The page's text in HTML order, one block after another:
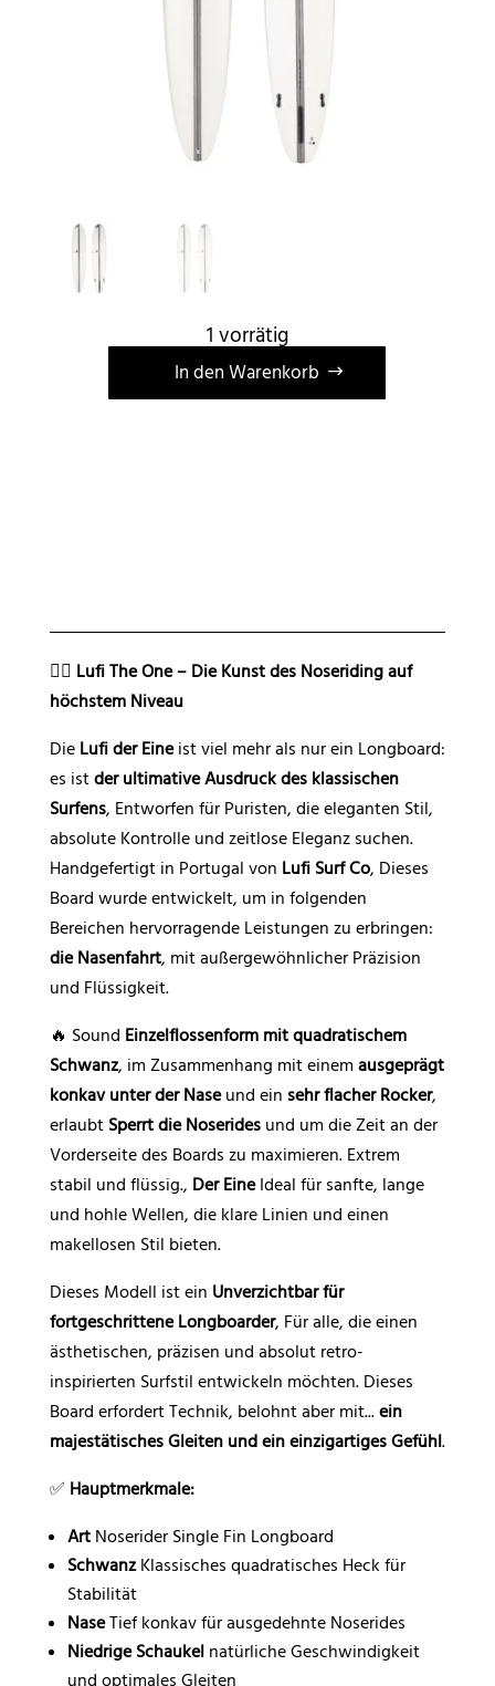
1 vorrätig
In den Warenkorb
v
🏄‍♀️ Lufi The One – Die Kunst des Noseriding auf
höchstem Niveau
Die Lufi der Eineist viel mehr als nur ein Longboard:
es istder ultimative Ausdruck des klassischen
Surfens, Entworfen für Puristen, die eleganten Stil,
absolute Kontrolle und zeitlose Eleganz suchen.
Handgefertigt in Portugal von Lufi Surf Co, Dieses
Board wurde entwickelt, um in folgenden
Bereichen hervorragende Leistungen zu erbringen:
die Nasenfahrt, mit außergewöhnlicher Präzision
und Flüssigkeit.
🔥 Sound Einzelflossenform mit quadratischem
Schwanz, im Zusammenhang mit einem ausgeprägt
konkav unter der Naseund ein sehr flacher Rocker,
erlaubt Sperrt die Noseridesund um die Zeit an der
Vorderseite des Boards zu maximieren. Extrem
stabil und flüssig., Der EineIdeal für sanfte, lange
und hohle Wellen, die klare Linien und einen
makellosen Stil bieten.
Dieses Modell ist ein Unverzichtbar für
fortgeschrittene Longboarder, Für alle, die einen
ästhetischen, präzisen und absolut retro-
inspirierten Surfstil entwickeln möchten. Dieses
Board erfordert Technik, belohnt aber mit...ein
majestätisches Gleiten und ein einzigartiges Gefühl.
✅ Hauptmerkmale:
ArtNoserider Single Fin Longboard
SchwanzKlassisches quadratisches Heck für
Stabilität
NaseTief konkav für ausgedehnte Noserides
Niedrige Schaukelnatürliche Geschwindigkeit
und optimales Gleiten